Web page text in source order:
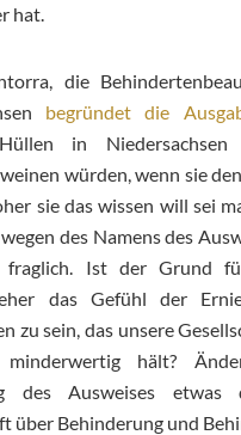
hat.
die
begründet die
Hüllen in
würden, wenn sie
sie das wissen will sei
des Namens des
fraglich. Ist der Grund
das Gefühl der
zu sein, das unsere
minderwertig hält?
des Ausweises etwas
über Behinderung und